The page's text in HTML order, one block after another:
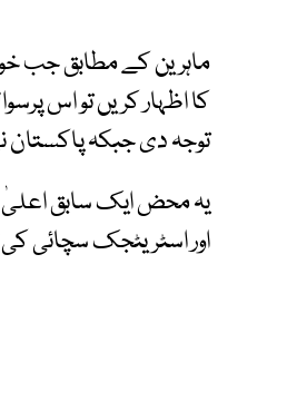
ماہرین کے مطابق جب
کا اظہار کریں تو اس
توجہ دی جبکہ پاکستان
یہ محض ایک سابق اعلیٰ
اور اسٹریٹجک سچائی